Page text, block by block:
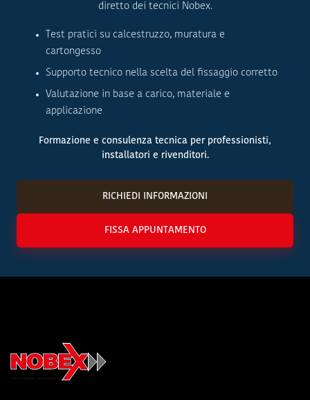
diretto dei tecnici Nobex.
Test pratici su calcestruzzo, muratura e
cartongesso
Supporto tecnico nella scelta del fissaggio corretto
Valutazione in base a carico, materiale e
applicazione
Formazione e consulenza tecnica per professionisti,
installatori e rivenditori.
RICHIEDI INFORMAZIONI
FISSA APPUNTAMENTO